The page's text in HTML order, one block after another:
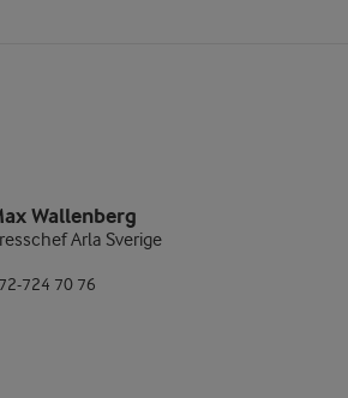
Wallenberg
Arla Sverige
724 70 76